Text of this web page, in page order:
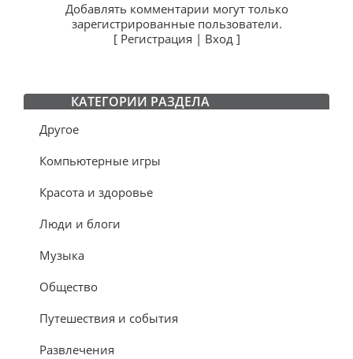
Добавлять комментарии могут только
зарегистрированные пользователи.
[ Регистрация | Вход]
КАТЕГОРИИ РАЗДЕЛА
Другое
Компьютерные игры
Красота и здоровье
Люди и блоги
Музыка
Общество
Путешествия и события
Развлечения